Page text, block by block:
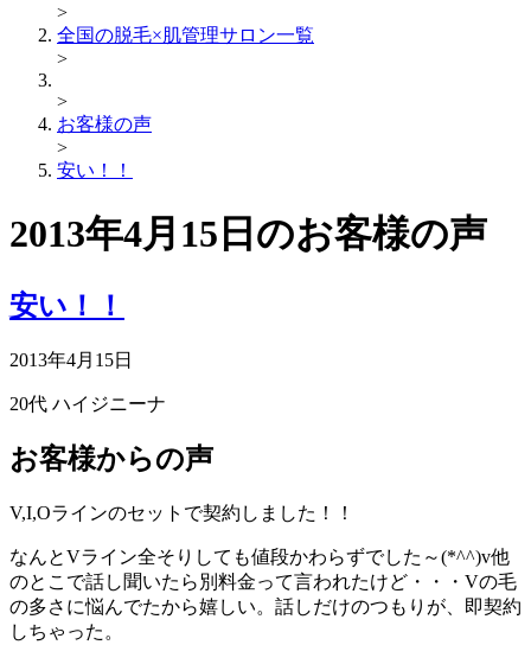
>
全国の脱毛×肌管理サロン一覧
>
>
お客様の声
>
安い！！
2013年4月15日のお客様の声
安い！！
2013年4月15日
20代 ハイジニーナ
お客様からの声
V,I,Oラインのセットで契約しました！！
なんとVライン全そりしても値段かわらずでした～(*^^)v他
のとこで話し聞いたら別料金って言われたけど・・・Vの毛
の多さに悩んでたから嬉しい。話しだけのつもりが、即契約
しちゃった。